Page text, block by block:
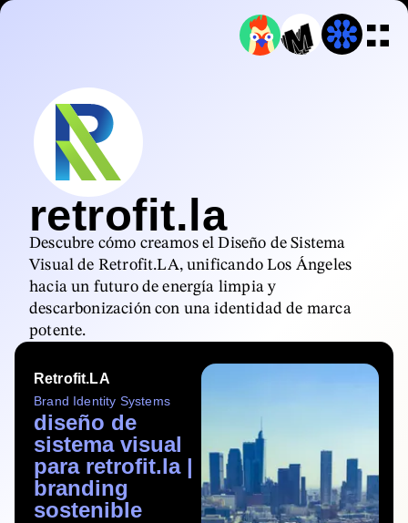
retrofit.la
Descubre cómo creamos el Diseño de Sistema
Visual de Retrofit.LA, unificando Los Ángeles
hacia un futuro de energía limpia y
descarbonización con una identidad de marca
potente.
Retrofit.LA
Brand Identity Systems
diseño de
sistema visual
para retrofit.la |
branding
sostenible